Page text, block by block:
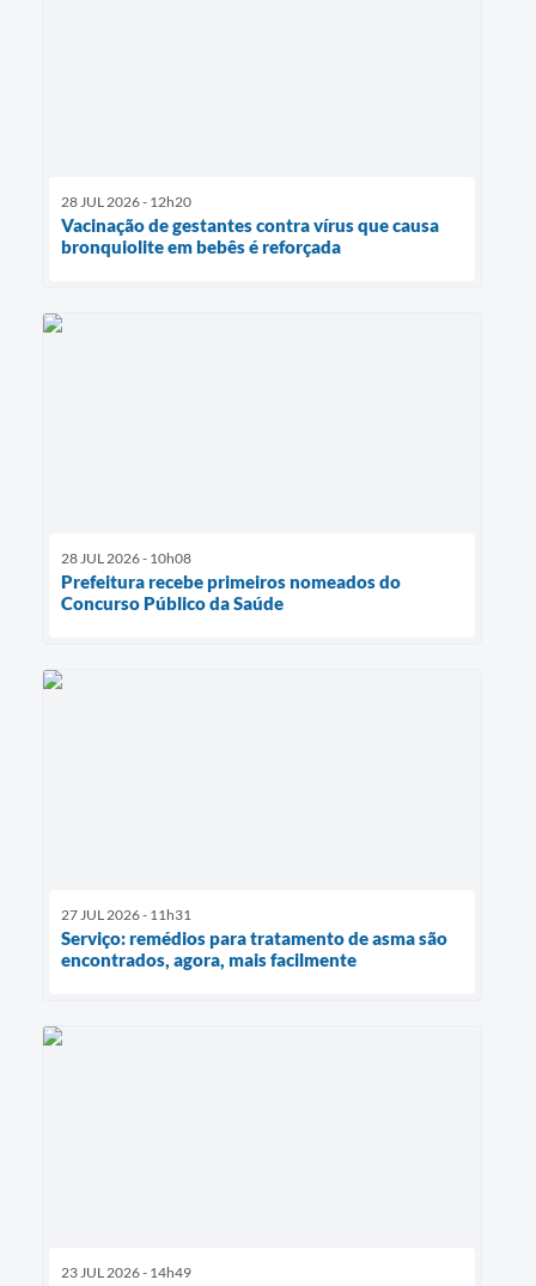
28 JUL 2026 - 12h20
Vacinação de gestantes contra vírus que causa
bronquiolite em bebês é reforçada
28 JUL 2026 - 10h08
Prefeitura recebe primeiros nomeados do
Concurso Público da Saúde
27 JUL 2026 - 11h31
Serviço: remédios para tratamento de asma são
encontrados, agora, mais facilmente
23 JUL 2026 - 14h49